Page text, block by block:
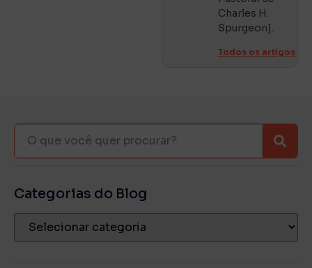
Charles H.
Spurgeon].
Todos os artigos
Categorias do Blog